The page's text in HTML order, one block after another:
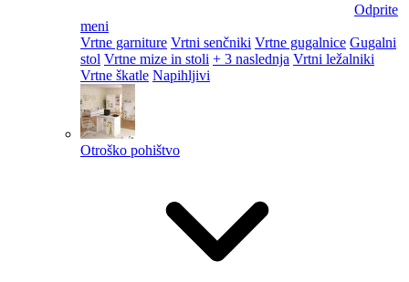
Odprite
meni
Vrtne garniture Vrtni senčniki Vrtne gugalnice Gugalni
stol Vrtne mize in stoli + 3 naslednja Vrtni ležalniki
Vrtne škatle Napihljivi
Otroško pohištvo